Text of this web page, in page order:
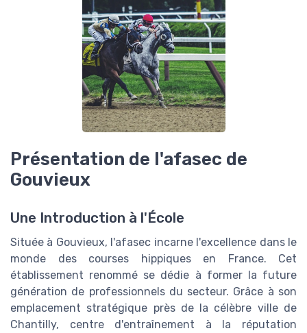
Présentation de l'afasec de
Gouvieux
Une Introduction à l'École
Située à Gouvieux, l'afasec incarne l'excellence dans le
monde des courses hippiques en France. Cet
établissement renommé se dédie à former la future
génération de professionnels du secteur. Grâce à son
emplacement stratégique près de la célèbre ville de
Chantilly, centre d'entraînement à la réputation